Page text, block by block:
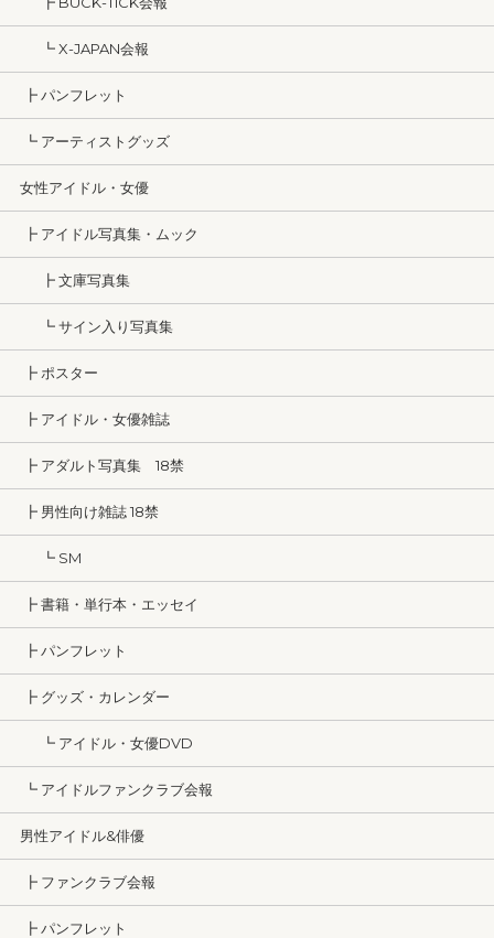
┗ X-JAPAN会報
┣ パンフレット
┗ アーティストグッズ
女性アイドル・女優
┣ アイドル写真集・ムック
┣ 文庫写真集
┗ サイン入り写真集
┣ ポスター
┣ アイドル・女優雑誌
┣ アダルト写真集 18禁
┣ 男性向け雑誌 18禁
┗ SM
┣ 書籍・単行本・エッセイ
┣ パンフレット
┣ グッズ・カレンダー
┗ アイドル・女優DVD
┗ アイドルファンクラブ会報
男性アイドル&俳優
┣ ファンクラブ会報
┣ パンフレット